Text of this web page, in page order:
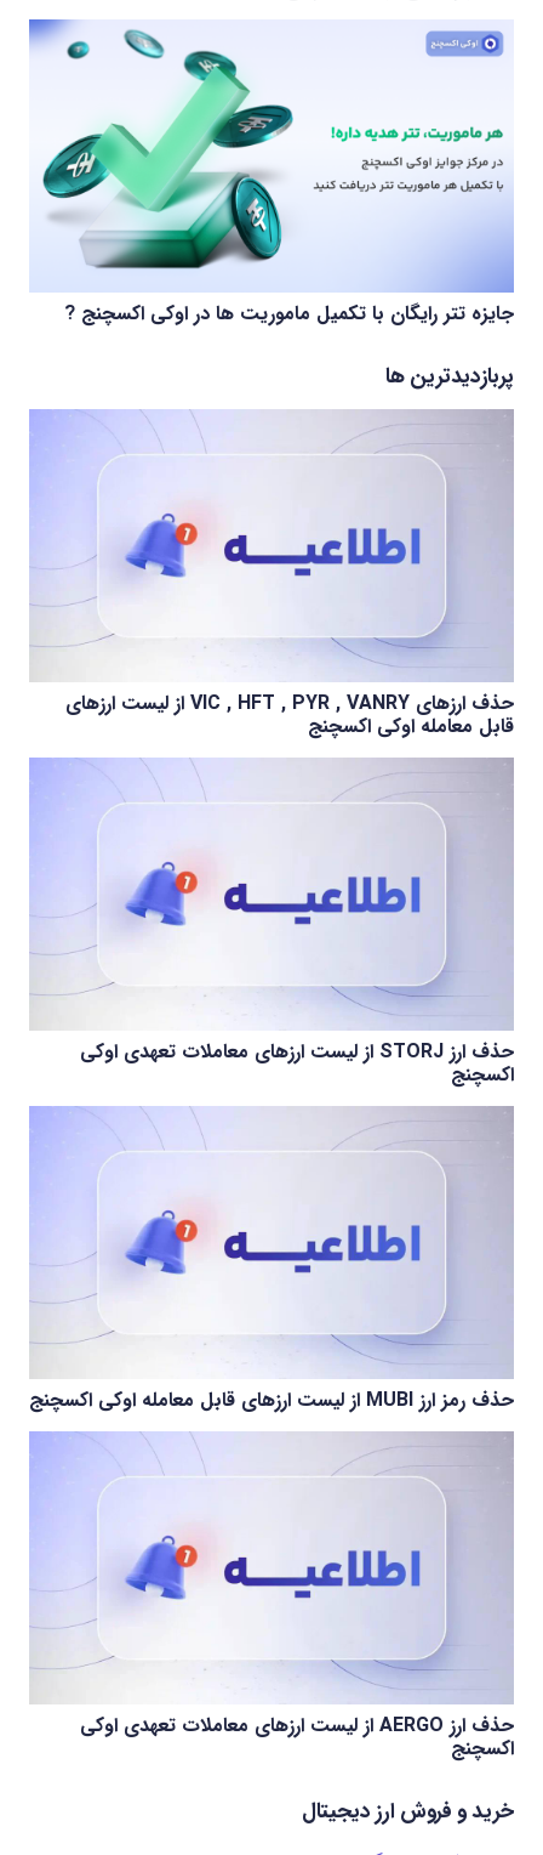
جایزه تتر رایگان با تکمیل ماموریت ها در اوکی اکسچنج ?
پربازدیدترین ها
حذف ارزهای VIC , HFT , PYR , VANRY از لیست ارزهای
قابل معامله اوکی اکسچنج
حذف ارز STORJ از لیست ارزهای معاملات تعهدی اوکی
اکسچنج
حذف رمز ارز MUBI از لیست ارزهای قابل معامله اوکی اکسچنج
حذف ارز AERGO از لیست ارزهای معاملات تعهدی اوکی
اکسچنج
خرید و فروش ارز دیجیتال